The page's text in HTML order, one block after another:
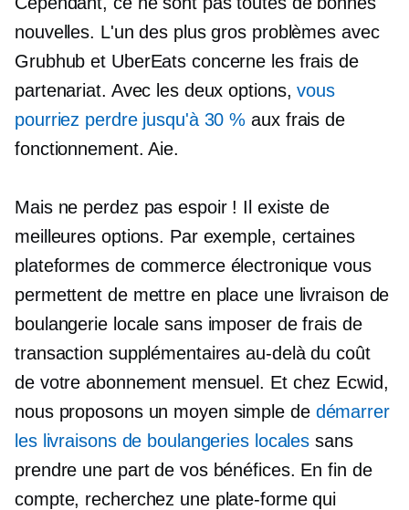
nouvelles. L'un des plus gros problèmes avec
Grubhub et UberEats concerne les frais de
partenariat. Avec les deux options,vous
pourriez perdre jusqu'à 30 % aux frais de
fonctionnement. Aie.
Mais ne perdez pas espoir ! Il existe de
meilleures options. Par exemple, certaines
plateformes de commerce électronique vous
permettent de mettre en place une livraison de
boulangerie locale sans imposer de frais de
transaction supplémentaires au-delà du coût
de votre abonnement mensuel. Et chez Ecwid,
nous proposons un moyen simple de démarrer
les livraisons de boulangeries locales sans
prendre une part de vos bénéfices. En fin de
compte, recherchez une plate-forme qui